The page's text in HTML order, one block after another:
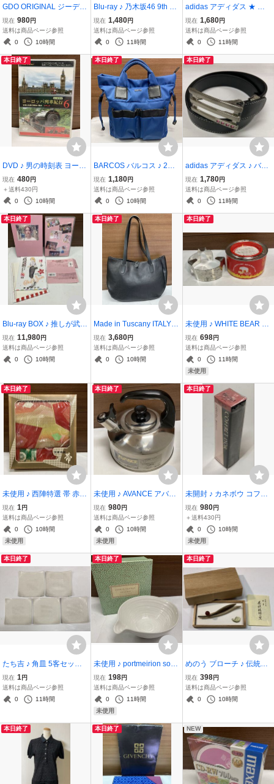
GDO ORIGINAL ジーディ
ーオー オリジナル ★ パン
ツ サイズ7 ブルー系 スト
レッチ素材 ボトムス ズボ
現在 980円
送料は商品ページ参照
0
10時間
Blu-ray ♪ 乃木坂46 9th YE
AR BIRTHDAY LIVE DAY
1 ALL MEMBER ブルーレ
イ
現在 1,480円
送料は商品ページ参照
0
11時間
adidas アディダス ★ 半
袖 ワンピース チュニック
ネイビー系 ストレッチ素
材 ゴルフ
現在 1,680円
送料は商品ページ参照
0
11時間
本日終了
DVD ♪ 男の時刻表 ヨーロ
ッパ列車紀行 6 古城と名
作の舞台に遊ぶ イギリス
現在 480円
＋送料430円
0
10時間
本日終了
BARCOS バルコス ♪ 2wa
y リュックサック ハンド
バッグ ナイロン レザー ブ
ルー リュック サック ショ
現在 1,180円
送料は商品ページ参照
0
10時間
本日終了
adidas アディダス ♪ バッ
クル ベルト ブラック シル
バー ピンクラインストー
ン
現在 1,780円
送料は商品ページ参照
0
11時間
本日終了
Blu-ray BOX ♪ 推しが武道
館いってくれたら死ぬ コ
ミックス 第8.5巻 実写 初
回限定特典 松村沙友理 ブ
現在 11,980円
送料は商品ページ参照
0
10時間
本日終了
Made in Tuscany ITALY ♪
レザー トートバッグ ショ
ルダーバッグ 本革 ブラッ
ク 黒 革 バッグ
現在 3,680円
送料は商品ページ参照
0
10時間
本日終了
未使用 ♪ WHITE BEAR FL
AME 固形燃料 160g ゴト
ク付 登山・キャンプ・
アウトドア 約1時間燃焼
現在 698円
送料は商品ページ参照
0
11時間
未使用
本日終了
未使用 ♪ 西陣特選 帯 赤系
朱色
現在 1円
送料は商品ページ参照
0
10時間
未使用
本日終了
未使用 ♪ AVANCE アバン
ス 蓋付き 笛吹きケットル
3.0L ステンレス鋼 ケトル
やかん パール金属
現在 980円
送料は商品ページ参照
0
10時間
未使用
本日終了
未開封 ♪ カネボウ コフレ
ドール プレミアムステイ
ルージュ PK-301 口紅 3.9
g ピンク系
現在 980円
＋送料430円
0
10時間
未使用
本日終了
たち吉 ♪ 角皿 5客セット
約9.8×9.8cm 菓子皿 取り
皿 白
現在 1円
送料は商品ページ参照
0
11時間
本日終了
未使用 ♪ portmeirion soph
ie conran ボウル Pouring
Bowl ポアリングボウル 注
ぎ口がついたボウル
現在 198円
送料は商品ページ参照
0
11時間
未使用
本日終了
めのう ブローチ ♪ 伝統工
芸 特産 若狭 瑪瑙 木箱入
メノウ
現在 398円
送料は商品ページ参照
0
10時間
本日終了 本日終了 NEW